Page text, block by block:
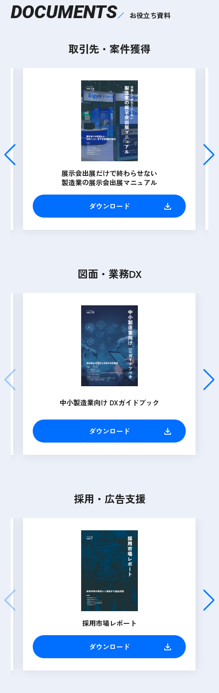
DOCUMENTS お役立ち資料
取引先・案件獲得
営業製作所
お客様成功事例インタビューvol13
ダウンロード
図面・業務DX
次世代自動車
どうなる自動車産業！？
ダウンロード
採用・広告支援
採用市場レポート
ダウンロード